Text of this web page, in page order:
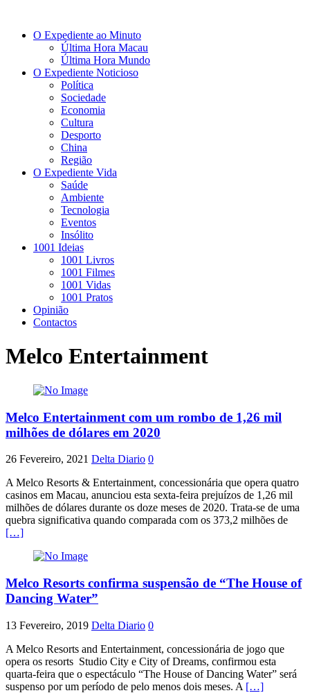
O Expediente ao Minuto
Última Hora Macau
Última Hora Mundo
O Expediente Noticioso
Política
Sociedade
Economia
Cultura
Desporto
China
Região
O Expediente Vida
Saúde
Ambiente
Tecnologia
Eventos
Insólito
1001 Ideias
1001 Livros
1001 Filmes
1001 Vidas
1001 Pratos
Opinião
Contactos
Melco Entertainment
Melco Entertainment com um rombo de 1,26 mil
milhões de dólares em 2020
26 Fevereiro, 2021 Delta Diario 0
A Melco Resorts & Entertainment, concessionária que opera quatro
casinos em Macau, anunciou esta sexta-feira prejuízos de 1,26 mil
milhões de dólares durante os doze meses de 2020. Trata-se de uma
quebra significativa quando comparada com os 373,2 milhões de
[…]
Melco Resorts confirma suspensão de “The House of
Dancing Water”
13 Fevereiro, 2019 Delta Diario 0
A Melco Resorts and Entertainment, concessionária de jogo que
opera os resorts Studio City e City of Dreams, confirmou esta
quarta-feira que o espectáculo “The House of Dancing Water” será
suspenso por um período de pelo menos dois meses. A […]